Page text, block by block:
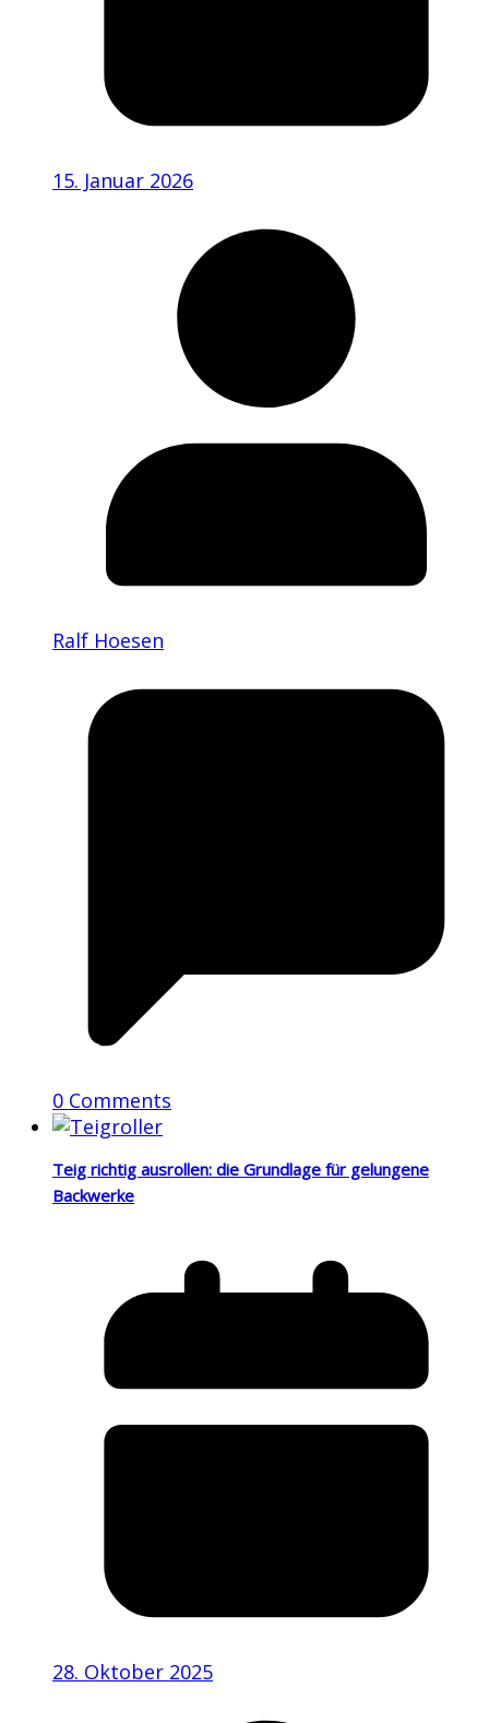
15. Januar 2026
Ralf Hoesen
0 Comments
Teig richtig ausrollen: die Grundlage für gelungene
Backwerke
28. Oktober 2025